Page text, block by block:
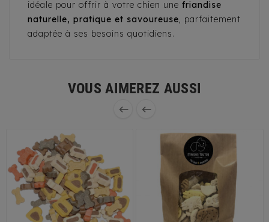
idéale pour offrir à votre chien une friandise
naturelle, pratique et savoureuse, parfaitement
adaptée à ses besoins quotidiens.
VOUS AIMEREZ AUSSI
 